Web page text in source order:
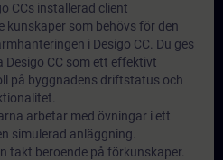
CCs installerad client
kunskaper som behövs för den
i Desigo CC. Du ges
CC som ett effektivt
på byggnadens driftstatus och
arbetar med övningar i ett
simulerad anläggning.
takt beroende på förkunskaper.